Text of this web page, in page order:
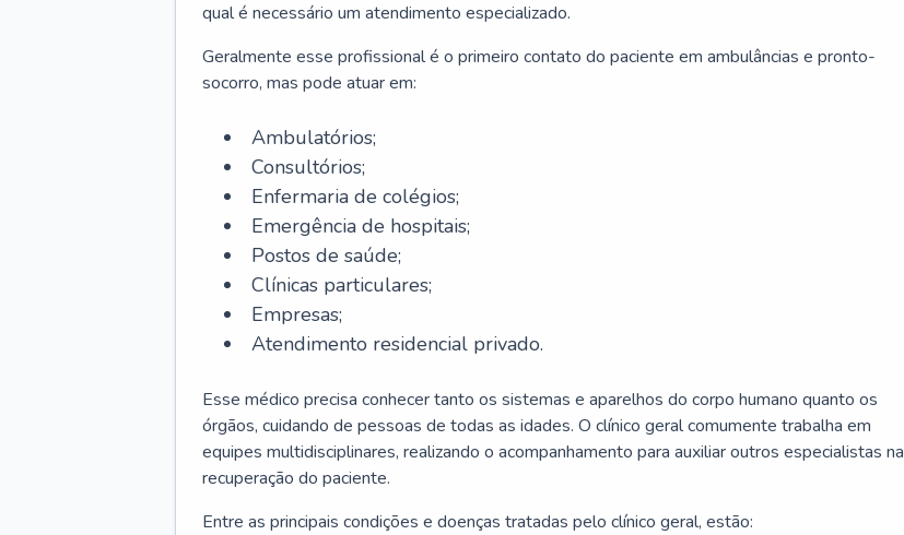
qual é necessário um atendimento especializado.
Geralmente esse profissional é o primeiro contato do paciente em ambulâncias e pronto-
socorro, mas pode atuar em:
Ambulatórios;
Consultórios;
Enfermaria de colégios;
Emergência de hospitais;
Postos de saúde;
Clínicas particulares;
Empresas;
Atendimento residencial privado.
Esse médico precisa conhecer tanto os sistemas e aparelhos do corpo humano quanto os
órgãos, cuidando de pessoas de todas as idades. O clínico geral comumente trabalha em
equipes multidisciplinares, realizando o acompanhamento para auxiliar outros especialistas na
recuperação do paciente.
Entre as principais condições e doenças tratadas pelo clínico geral, estão: